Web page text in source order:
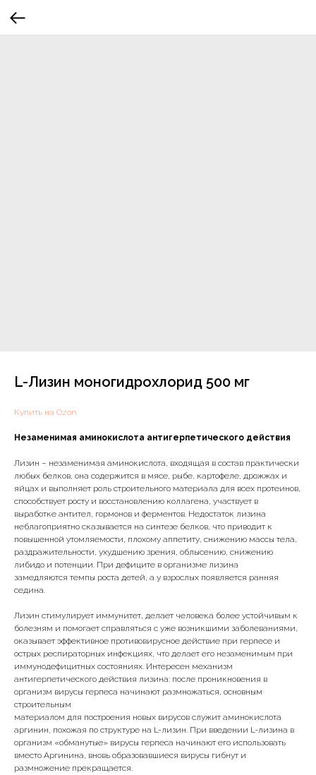
L-Лизин моногидрохлорид 500 мг
Купить на Ozon
Незаменимая аминокислота антигерпетического действия
Лизин – незаменимая аминокислота, входящая в состав практически
любых белков, она содержится в мясе, рыбе, картофеле, дрожжах и
яйцах и выполняет роль строительного материала для всех протеинов,
способствует росту и восстановлению коллагена, участвует в
выработке антител, гормонов и ферментов. Недостаток лизина
неблагоприятно сказывается на синтезе белков, что приводит к
повышенной утомляемости, плохому аппетиту, снижению массы тела,
раздражительности, ухудшению зрения, облысению, снижению
либидо и потенции. При дефиците в организме лизина
замедляются темпы роста детей, а у взрослых появляется ранняя
седина.
Лизин стимулирует иммунитет, делает человека более устойчивым к
болезням и помогает справляться с уже возникшими заболеваниями,
оказывает эффективное противовирусное действие при герпесе и
острых респираторных инфекциях, что делает его незаменимым при
иммунодефицитных состояниях. Интересен механизм
антигерпетического действия лизина: после проникновения в
организм вирусы герпеса начинают размножаться, основным
строительным
материалом для построения новых вирусов служит аминокислота
аргинин, похожая по структуре на L-лизин. При введении L-лизина в
организм «обманутые» вирусы герпеса начинают его использовать
вместо Аргинина, вновь образовавшиеся вирусы гибнут и
размножение прекращается.